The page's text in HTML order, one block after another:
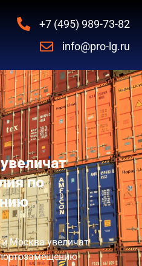
+7 (495) 989-73-82
info@pro-lg.ru
по
Москва увеличат